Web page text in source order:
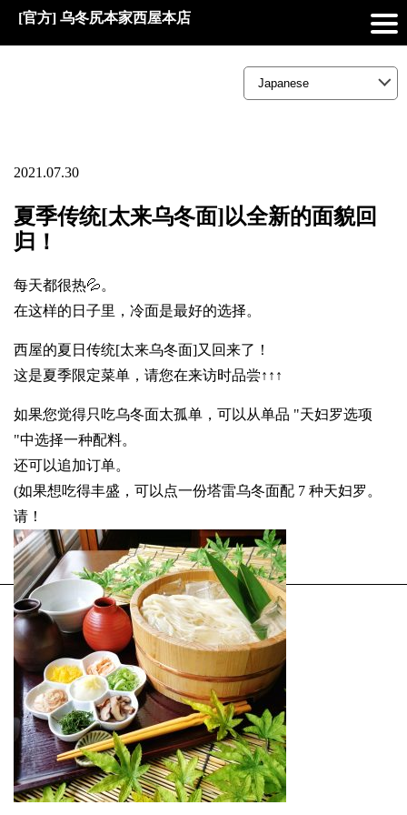
[官方] 乌冬尻本家西屋本店
2021.07.30
夏季传统[太来乌冬面]以全新的面貌回
归！
每天都很热💦。
在这样的日子里，冷面是最好的选择。
西屋的夏日传统[太来乌冬面]又回来了！
这是夏季限定菜单，请您在来访时品尝↑↑↑
如果您觉得只吃乌冬面太孤单，可以从单品 "天妇罗选项
"中选择一种配料。
还可以追加订单。
(如果想吃得丰盛，可以点一份塔雷乌冬面配 7 种天妇罗。
请！